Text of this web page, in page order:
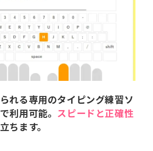
れる専用のタイピング練習ソ
利用可能。 スピードと正確性
ちます。